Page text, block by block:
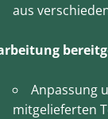
aus
Anpassung
mitgelieferten